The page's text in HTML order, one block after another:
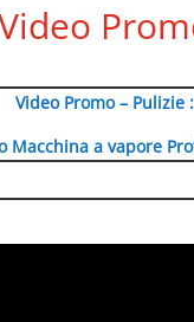
Video Promo – Pulizie :
Macchina a vapore